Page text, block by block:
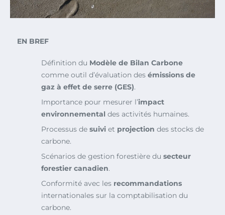
EN BREF
Définition du Modèle de Bilan Carbone
comme outil d’évaluation des émissions de
gaz à effet de serre (GES).
Importance pour mesurer l’impact
environnemental des activités humaines.
Processus de suivi et projection des stocks de
carbone.
Scénarios de gestion forestière du secteur
forestier canadien.
Conformité avec les recommandations
internationales sur la comptabilisation du
carbone.